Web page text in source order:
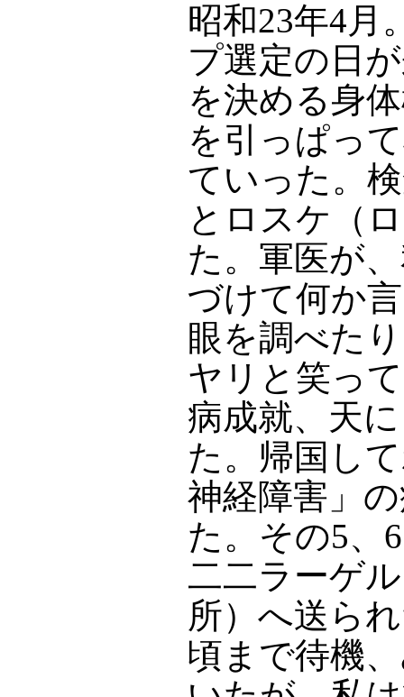
昭和23年4月
プ選定の日
を決める身
を引っぱっ
ていった。
とロスケ（
た。軍医が
づけて何か
眼を調べた
ヤリと笑っ
病成就、天
た。帰国し
神経障害」
た。その5、
二二ラーゲ
所）へ送ら
頃まで待機